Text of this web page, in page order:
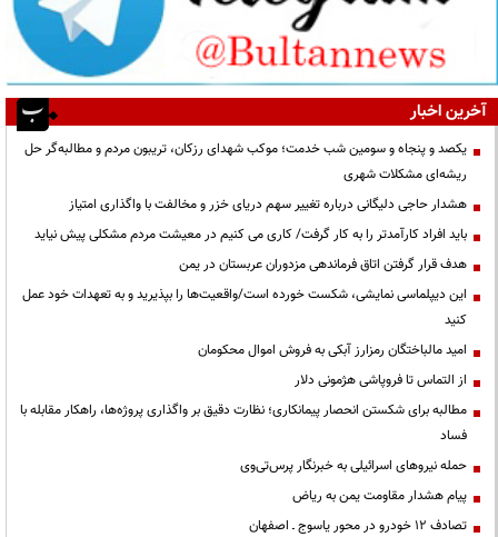
آخرین اخبار
یکصد و پنجاه و سومین شب خدمت؛ موکب شهدای رزکان، تریبون مردم و مطالبه‌گر حل
ریشه‌ای مشکلات شهری
هشدار حاجی دلیگانی درباره تغییر سهم دریای خزر و مخالفت با واگذاری امتیاز
باید افراد کارآمدتر را به کار گرفت/ کاری می کنیم در معیشت مردم مشکلی پیش نیاید
هدف قرار گرفتن اتاق‌ فرماندهی مزدوران عربستان در یمن
این دیپلماسی نمایشی، شکست خورده است/واقعیت‌ها را بپذیرید و به تعهدات خود عمل
کنید
امید مالباختگان رمزارز آبکی به فروش اموال محکومان
از التماس تا فروپاشی هژمونی دلار
مطالبه برای شکستن انحصار پیمانکاری؛ نظارت دقیق بر واگذاری پروژه‌ها، راهکار مقابله با
فساد
حمله نیروهای اسرائیلی به خبرنگار پرس‌تی‌وی
پیام هشدار مقاومت یمن به ریاض
تصادف ۱۲ خودرو در محور یاسوج ـ اصفهان